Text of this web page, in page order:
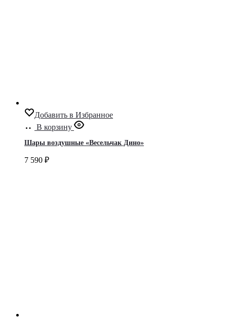
Добавить в Избранное
В корзину
Шары воздушные «Весельчак Дино»
7 590 ₽